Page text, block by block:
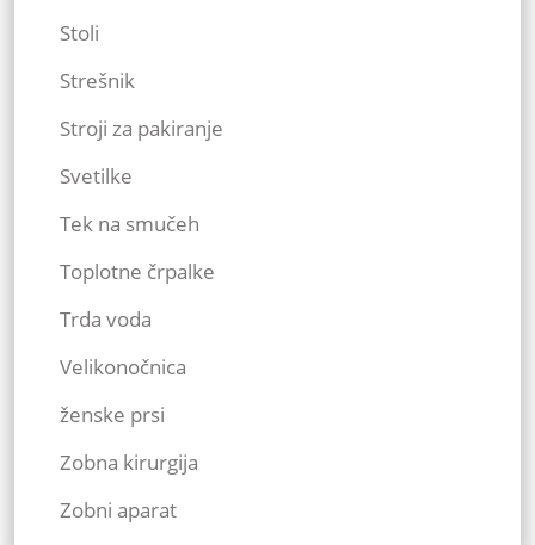
Stoli
Strešnik
Stroji za pakiranje
Svetilke
Tek na smučeh
Toplotne črpalke
Trda voda
Velikonočnica
ženske prsi
Zobna kirurgija
Zobni aparat